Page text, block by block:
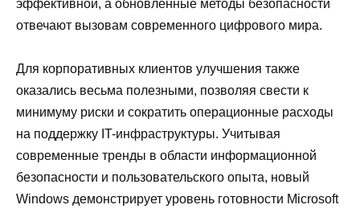
эффективной, а обновлённые методы безопасности
отвечают вызовам современного цифрового мира.
Для корпоративных клиентов улучшения также
оказались весьма полезными, позволяя свести к
минимуму риски и сократить операционные расходы
на поддержку IT-инфраструктуры. Учитывая
современные тренды в области информационной
безопасности и пользовательского опыта, новый
Windows демонстрирует уровень готовности Microsoft